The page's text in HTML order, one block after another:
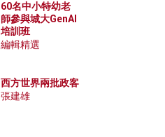
60名中小特幼老
師參與城大GenAI
培訓班
編輯精選
西方世界兩批政客
張建雄